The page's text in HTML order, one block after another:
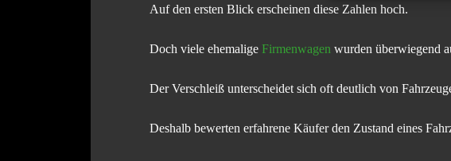
Auf den ersten Blick erscheinen diese Zahlen hoch.
Doch viele ehemalige Firmenwagen wurden überwiegend
Der Verschleiß unterscheidet sich oft deutlich von
Deshalb bewerten erfahrene Käufer den Zustand eines